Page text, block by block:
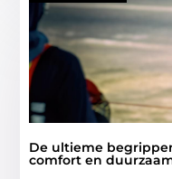
De ultieme
comfort en